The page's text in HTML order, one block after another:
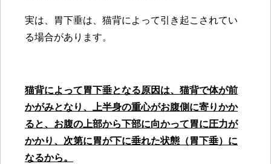
実は、胃下垂は、猫背によって引き起こされてい
る場合があります。
猫背によって胃下垂となる原因は、猫背で体が前
かがみとなり、上半身の重心がお腹側に寄りかか
ると、お腹の上部から下部に向かって胃に圧力が
かかり、次第に胃が下に垂れた状態（胃下垂）に
なるから。